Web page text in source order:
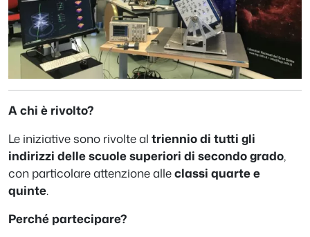
A chi è rivolto?
Le iniziative sono rivolte al triennio di tutti gli
indirizzi delle scuole superiori di secondo grado,
con particolare attenzione alleclassi quarte e
quinte.
Perché partecipare?